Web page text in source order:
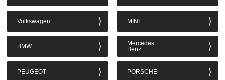
Volkswagen MINI
BMW
Mercedes
Benz
PEUGEOT PORSCHE